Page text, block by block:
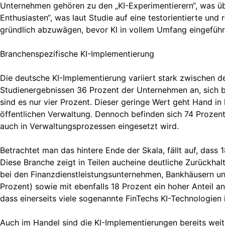
Unternehmen gehören zu den „KI-Experimentierern“,
Enthusiasten“, was laut Studie auf eine testorientierte
gründlich abzuwägen, bevor KI in vollem Umfang
Branchenspezifische KI-Implementierung
Die deutsche KI-Implementierung variiert stark zwischen
Studienergebnissen 36 Prozent der Unternehmen an,
sind es nur vier Prozent. Dieser geringe Wert geht Hand
öffentlichen Verwaltung. Dennoch befinden sich 74
auch in Verwaltungsprozessen eingesetzt wird.
Betrachtet man das hintere Ende der Skala, fällt auf, dass
Diese Branche zeigt in Teilen aucheine deutliche
bei den Finanzdienstleistungsunternehmen, Bankhäusern
Prozent) sowie mit ebenfalls 18 Prozent ein hoher Anteil
dass einerseits viele sogenannte FinTechs KI-
Auch im Handel sind die KI-Implementierungen bereits